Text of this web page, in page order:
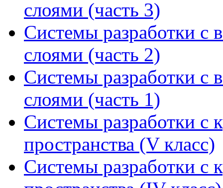
слоями (часть 3)
Системы разработки с
слоями (часть 2)
Системы разработки с
слоями (часть 1)
Системы разработки с
пространства (V класс)
Системы разработки с